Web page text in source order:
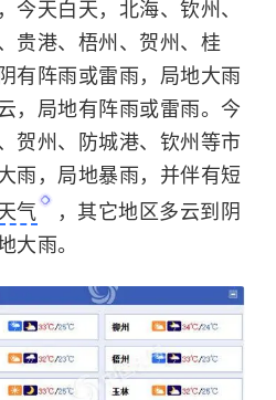
今天白天，北海、钦州、
贵港、梧州、贺州、桂
有阵雨或雷雨，局地大雨
，局地有阵雨或雷雨。今
贺州、防城港、钦州等市
雨，局地暴雨，并伴有短
气
，其它地区多云到阴
大雨。